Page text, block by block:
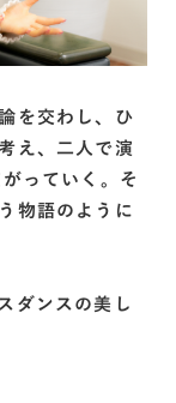
を交わし、ひ
え、二人で演
っていく。そ
物語のように
ダンスの美し